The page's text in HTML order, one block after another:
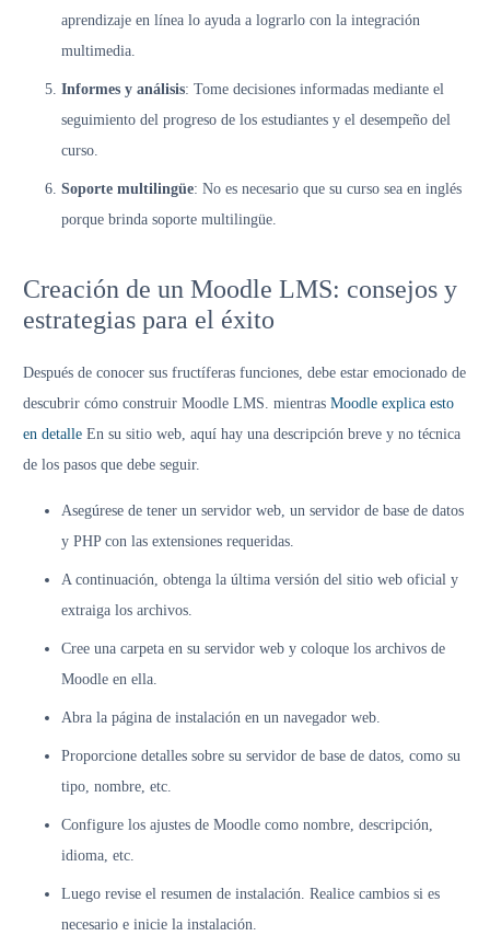
aprendizaje en línea lo ayuda a lograrlo con la integración
multimedia.
Informes y análisis: Tome decisiones informadas mediante el
seguimiento del progreso de los estudiantes y el desempeño del
curso.
Soporte multilingüe: No es necesario que su curso sea en inglés
porque brinda soporte multilingüe.
Creación de un Moodle LMS: consejos y
estrategias para el éxito
Después de conocer sus fructíferas funciones, debe estar emocionado de
descubrir cómo construir Moodle LMS. mientras Moodle explica esto
en detalle En su sitio web, aquí hay una descripción breve y no técnica
de los pasos que debe seguir.
Asegúrese de tener un servidor web, un servidor de base de datos
y PHP con las extensiones requeridas.
A continuación, obtenga la última versión del sitio web oficial y
extraiga los archivos.
Cree una carpeta en su servidor web y coloque los archivos de
Moodle en ella.
Abra la página de instalación en un navegador web.
Proporcione detalles sobre su servidor de base de datos, como su
tipo, nombre, etc.
Configure los ajustes de Moodle como nombre, descripción,
idioma, etc.
Luego revise el resumen de instalación. Realice cambios si es
necesario e inicie la instalación.